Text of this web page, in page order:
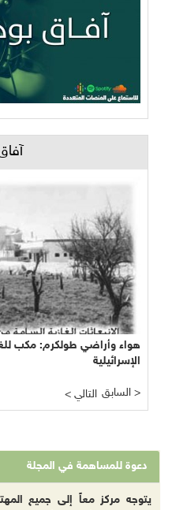
هواء وأراضي طولكرم: مكب
الإسرائيلية
< التالي السابق >
دعوة للمساهمة في المجلة
يتوجه مركز معاً إلى جميع